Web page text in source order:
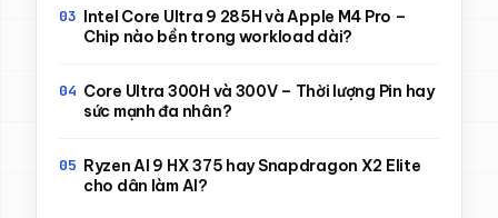
Intel Core Ultra 9 285H và Apple M4 Pro –
Chip nào bền trong workload dài?
Core Ultra 300H và 300V – Thời lượng Pin hay
sức mạnh đa nhân?
Ryzen AI 9 HX 375 hay Snapdragon X2 Elite
cho dân làm AI?